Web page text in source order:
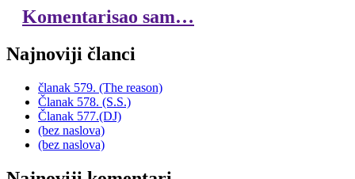
Komentarisao sam…
Najnoviji članci
članak 579. (The reason)
Članak 578. (S.S.)
Članak 577.(DJ)
(bez naslova)
(bez naslova)